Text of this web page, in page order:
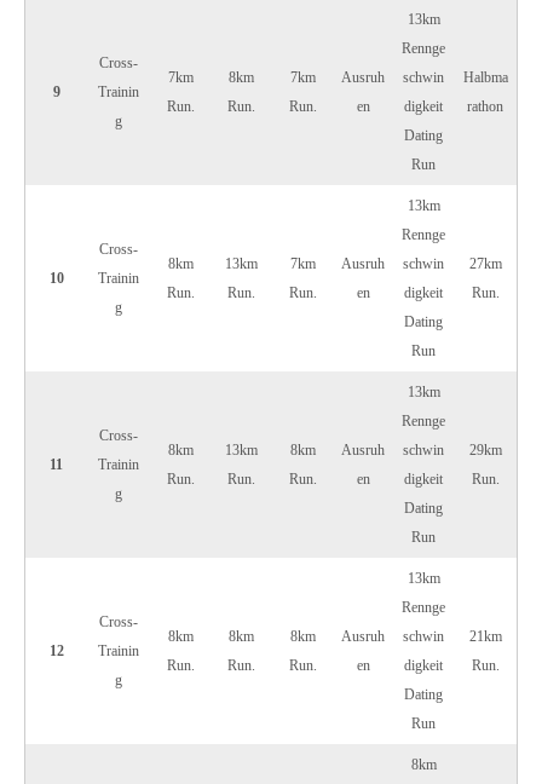
9
Cross-
Trainin
g
7km
Run.
8km
Run.
7km
Run.
Ausruh
en
13km
Rennge
schwin
digkeit
Dating
Run
Halbma
rathon
10
Cross-
Trainin
g
8km
Run.
13km
Run.
7km
Run.
Ausruh
en
13km
Rennge
schwin
digkeit
Dating
Run
27km
Run.
11
Cross-
Trainin
g
8km
Run.
13km
Run.
8km
Run.
Ausruh
en
13km
Rennge
schwin
digkeit
Dating
Run
29km
Run.
12
Cross-
Trainin
g
8km
Run.
8km
Run.
8km
Run.
Ausruh
en
13km
Rennge
schwin
digkeit
Dating
Run
21km
Run.
8km